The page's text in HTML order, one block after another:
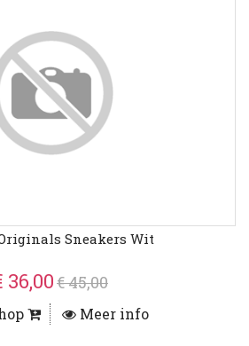
Sneakers Wit
36,00€ 45,00
Meer info